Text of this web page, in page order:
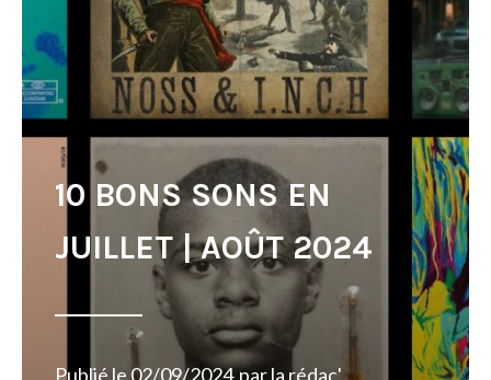
10 BONS SONS EN
JUILLET | AOÛT 2024
Publié le02/09/2024 parla rédac'